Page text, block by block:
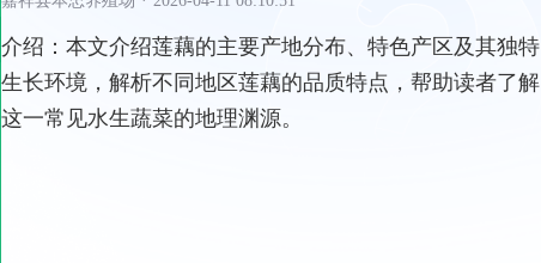
介绍： 本文介绍莲藕的主要产地分布、特色产区及其独特
生长环境，解析不同地区莲藕的品质特点，帮助读者了解
这一常见水生蔬菜的地理渊源。